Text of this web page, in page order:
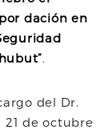
dación en
.
del Dr.
de octubre